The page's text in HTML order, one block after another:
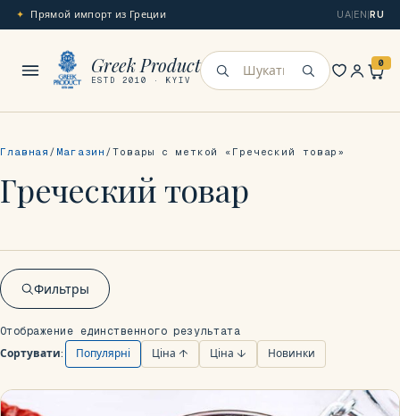
Прямой импорт из Греции UA|EN|RU
Greek Product
ESTD 2010 · KYIV Искать
0
Главная Магазин Товары с меткой «Греческий товар»
Греческий товар
Фильтры
Отображение единственного результата
Сортувати:
Популярні Ціна ↑ Ціна ↓ Новинки